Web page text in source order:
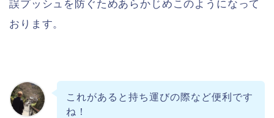
誤プッシュを防ぐためあらかじめこのようになって
おります。
これがあると持ち運びの際など便利です
ね！